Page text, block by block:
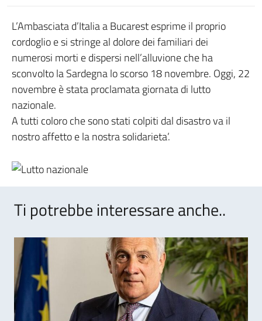
L’Ambasciata d’Italia a Bucarest esprime il proprio
cordoglio e si stringe al dolore dei familiari dei
numerosi morti e dispersi nell’alluvione che ha
sconvolto la Sardegna lo scorso 18 novembre. Oggi, 22
novembre è stata proclamata giornata di lutto
nazionale.
A tutti coloro che sono stati colpiti dal disastro va il
nostro affetto e la nostra solidarieta’.
Ti potrebbe interessare anche..